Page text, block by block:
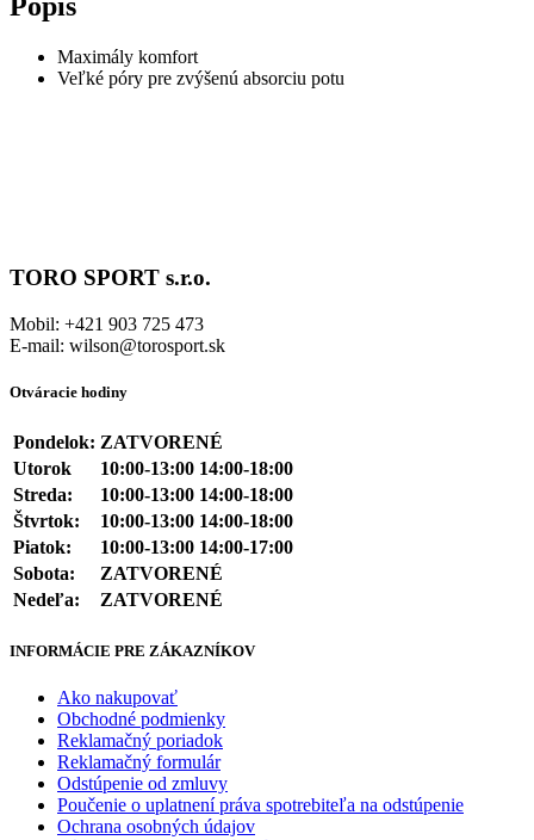
Maximály komfort
Veľké póry pre zvýšenú absorciu potu
TORO SPORT s.r.o.
Mobil: +421 903 725 473
E-mail: wilson@torosport.sk
Otváracie hodiny
Pondelok: ZATVORENÉ
Utorok
10:00-13:00 14:00-18:00
Streda:
10:00-13:00 14:00-18:00
Štvrtok:
10:00-13:00 14:00-18:00
Piatok:
10:00-13:00 14:00-17:00
Sobota:
ZATVORENÉ
Nedeľa:
ZATVORENÉ
INFORMÁCIE PRE ZÁKAZNÍKOV
Ako nakupovať
Obchodné podmienky
Reklamačný poriadok
Reklamačný formulár
Odstúpenie od zmluvy
Poučenie o uplatnení práva spotrebiteľa na odstúpenie
Ochrana osobných údajov